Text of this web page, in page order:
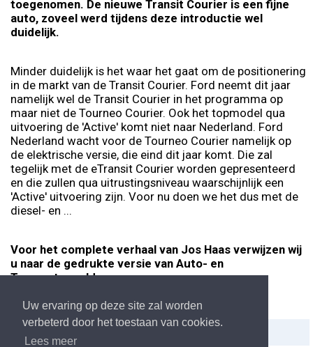
Uw ervaring op deze site zal worden
verbeterd door het toestaan van cookies.
Lees meer
toegenomen. De nieuwe Transit Courier is een fijne
auto, zoveel werd tijdens deze introductie wel
duidelijk.
Minder duidelijk is het waar het gaat om de positionering
in de markt van de Transit Courier. Ford neemt dit jaar
namelijk wel de Transit Courier in het programma op
maar niet de Tourneo Courier. Ook het topmodel qua
uitvoering de 'Active' komt niet naar Nederland. Ford
Nederland wacht voor de Tourneo Courier namelijk op
de elektrische versie, die eind dit jaar komt. Die zal
tegelijk met de eTransit Courier worden gepresenteerd
en die zullen qua uitrustingsniveau waarschijnlijk een
'Active' uitvoering zijn. Voor nu doen we het dus met de
diesel- en ...
Voor het complete verhaal van Jos Haas verwijzen wij
u naar de gedrukte versie van Auto- en
Tranportwereld, nog geen